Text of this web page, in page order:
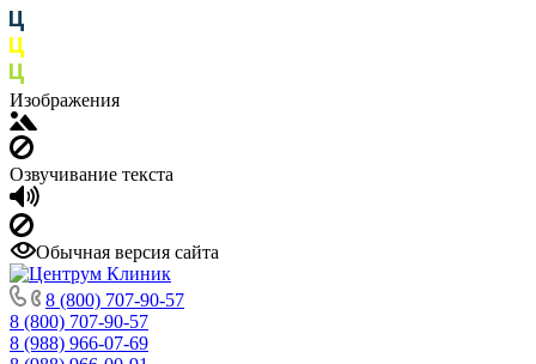
Изображения
Озвучивание текста
Обычная версия сайта
8 (800) 707-90-57
8 (800) 707-90-57
8 (988) 966-07-69